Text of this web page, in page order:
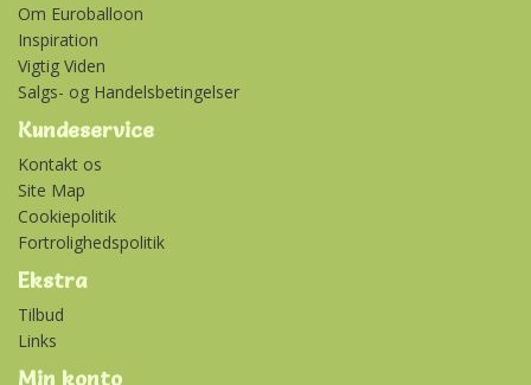
Om Euroballoon
Inspiration
Vigtig Viden
Salgs- og Handelsbetingelser
Kundeservice
Kontakt os
Site Map
Cookiepolitik
Fortrolighedspolitik
Ekstra
Tilbud
Links
Min konto